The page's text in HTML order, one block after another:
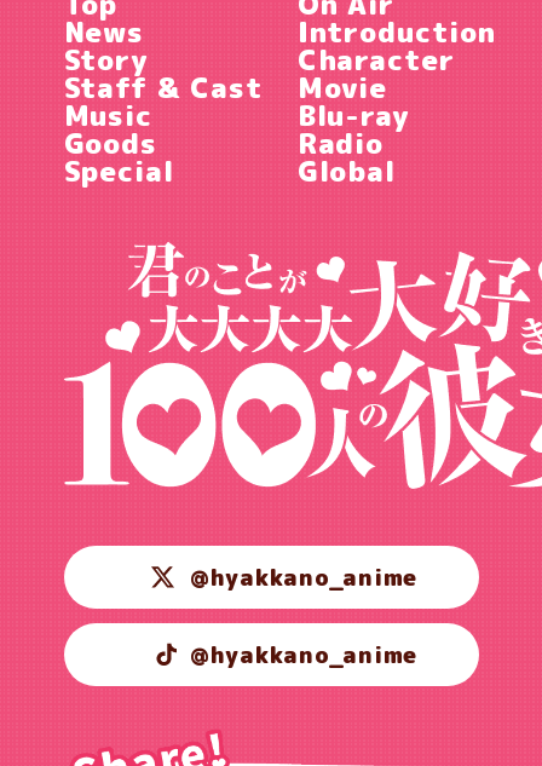
News Introduction
Story Character
Staff & Cast Movie
Music Blu-ray
Goods Radio
Special Global
@hyakkano_anime
@hyakkano_anime